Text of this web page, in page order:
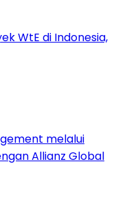
WtE di Indonesia,
melalui
Allianz Global